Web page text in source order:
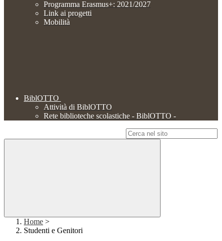
Programma Erasmus+: 2021/2027
Link ai progetti
Mobilità
BiblOTTO
Attività di BiblOTTO
Rete biblioteche scolastiche - BiblOTTO -
Home >
Studenti e Genitori